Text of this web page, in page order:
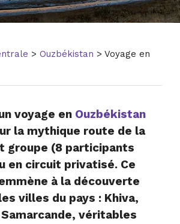
> Ouzbékistan > Voyage en
voyage en Ouzbékistan
la mythique route de la
groupe (8 participants
en circuit privatisé. Ce
à la découverte
villes du pays : Khiva,
véritables